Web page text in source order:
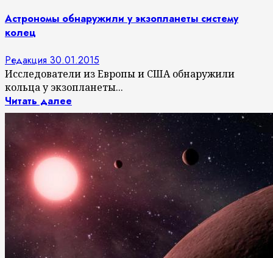
Астрономы обнаружили у экзопланеты систему
колец
Редакция 30.01.2015
Исследователи из Европы и США обнаружили
кольца у экзопланеты...
Читать далее